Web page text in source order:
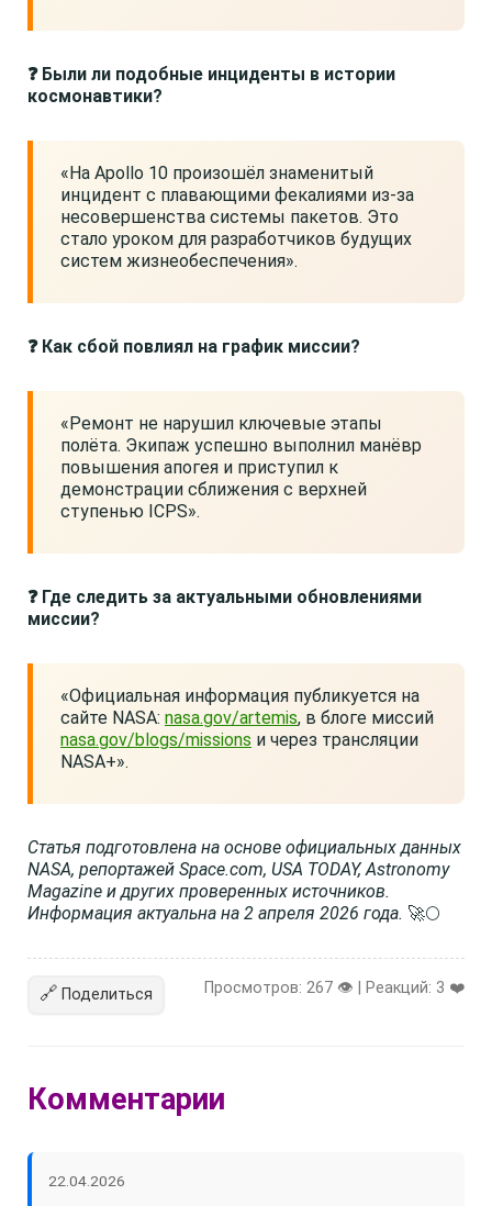
❓ Были ли подобные инциденты в истории
космонавтики?
«На Apollo 10 произошёл знаменитый
инцидент с плавающими фекалиями из-за
несовершенства системы пакетов. Это
стало уроком для разработчиков будущих
систем жизнеобеспечения».
❓ Как сбой повлиял на график миссии?
«Ремонт не нарушил ключевые этапы
полёта. Экипаж успешно выполнил манёвр
повышения апогея и приступил к
демонстрации сближения с верхней
ступенью ICPS».
❓ Где следить за актуальными обновлениями
миссии?
«Официальная информация публикуется на
сайте NASA: nasa.gov/artemis, в блоге миссий
nasa.gov/blogs/missions и через трансляции
NASA+».
Статья подготовлена на основе официальных данных
NASA, репортажей Space.com, USA TODAY, Astronomy
Magazine и других проверенных источников.
Информация актуальна на 2 апреля 2026 года. 🚀🌕
🔗 Поделиться Просмотров: 267 👁️ | Реакций: 3 ❤️
Комментарии
22.04.2026